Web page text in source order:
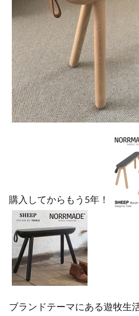
購入してからもう5年！
ブランドテーマにある遊牧生